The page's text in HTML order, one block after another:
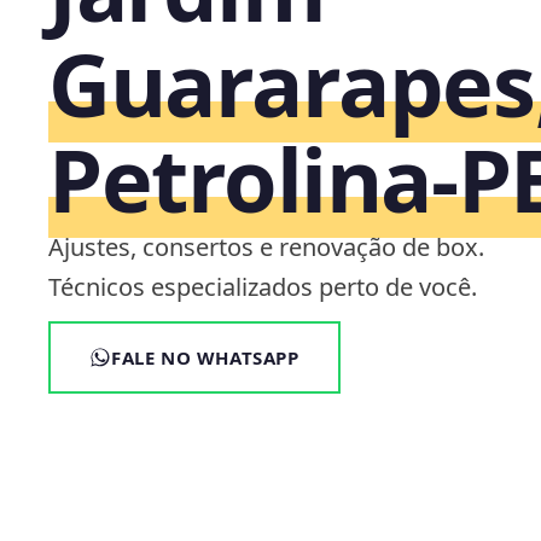
Ajustes, consertos e renovação de box.
Técnicos especializados perto de você.
FALE NO WHATSAPP